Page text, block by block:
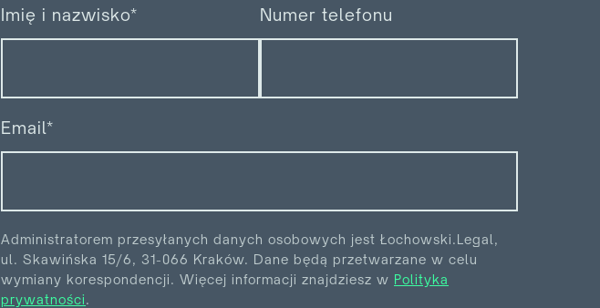
Imię i nazwisko* Numer telefonu
Email*
Administratorem przesyłanych danych osobowych jest Łochowski.Legal,
ul. Skawińska 15/6, 31-066 Kraków. Dane będą przetwarzane w celu
wymiany korespondencji. Więcej informacji znajdziesz w Polityka
prywatności.